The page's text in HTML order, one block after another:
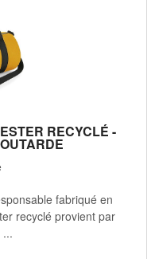
RECYCLÉ -
fabriqué en
recyclé provient par